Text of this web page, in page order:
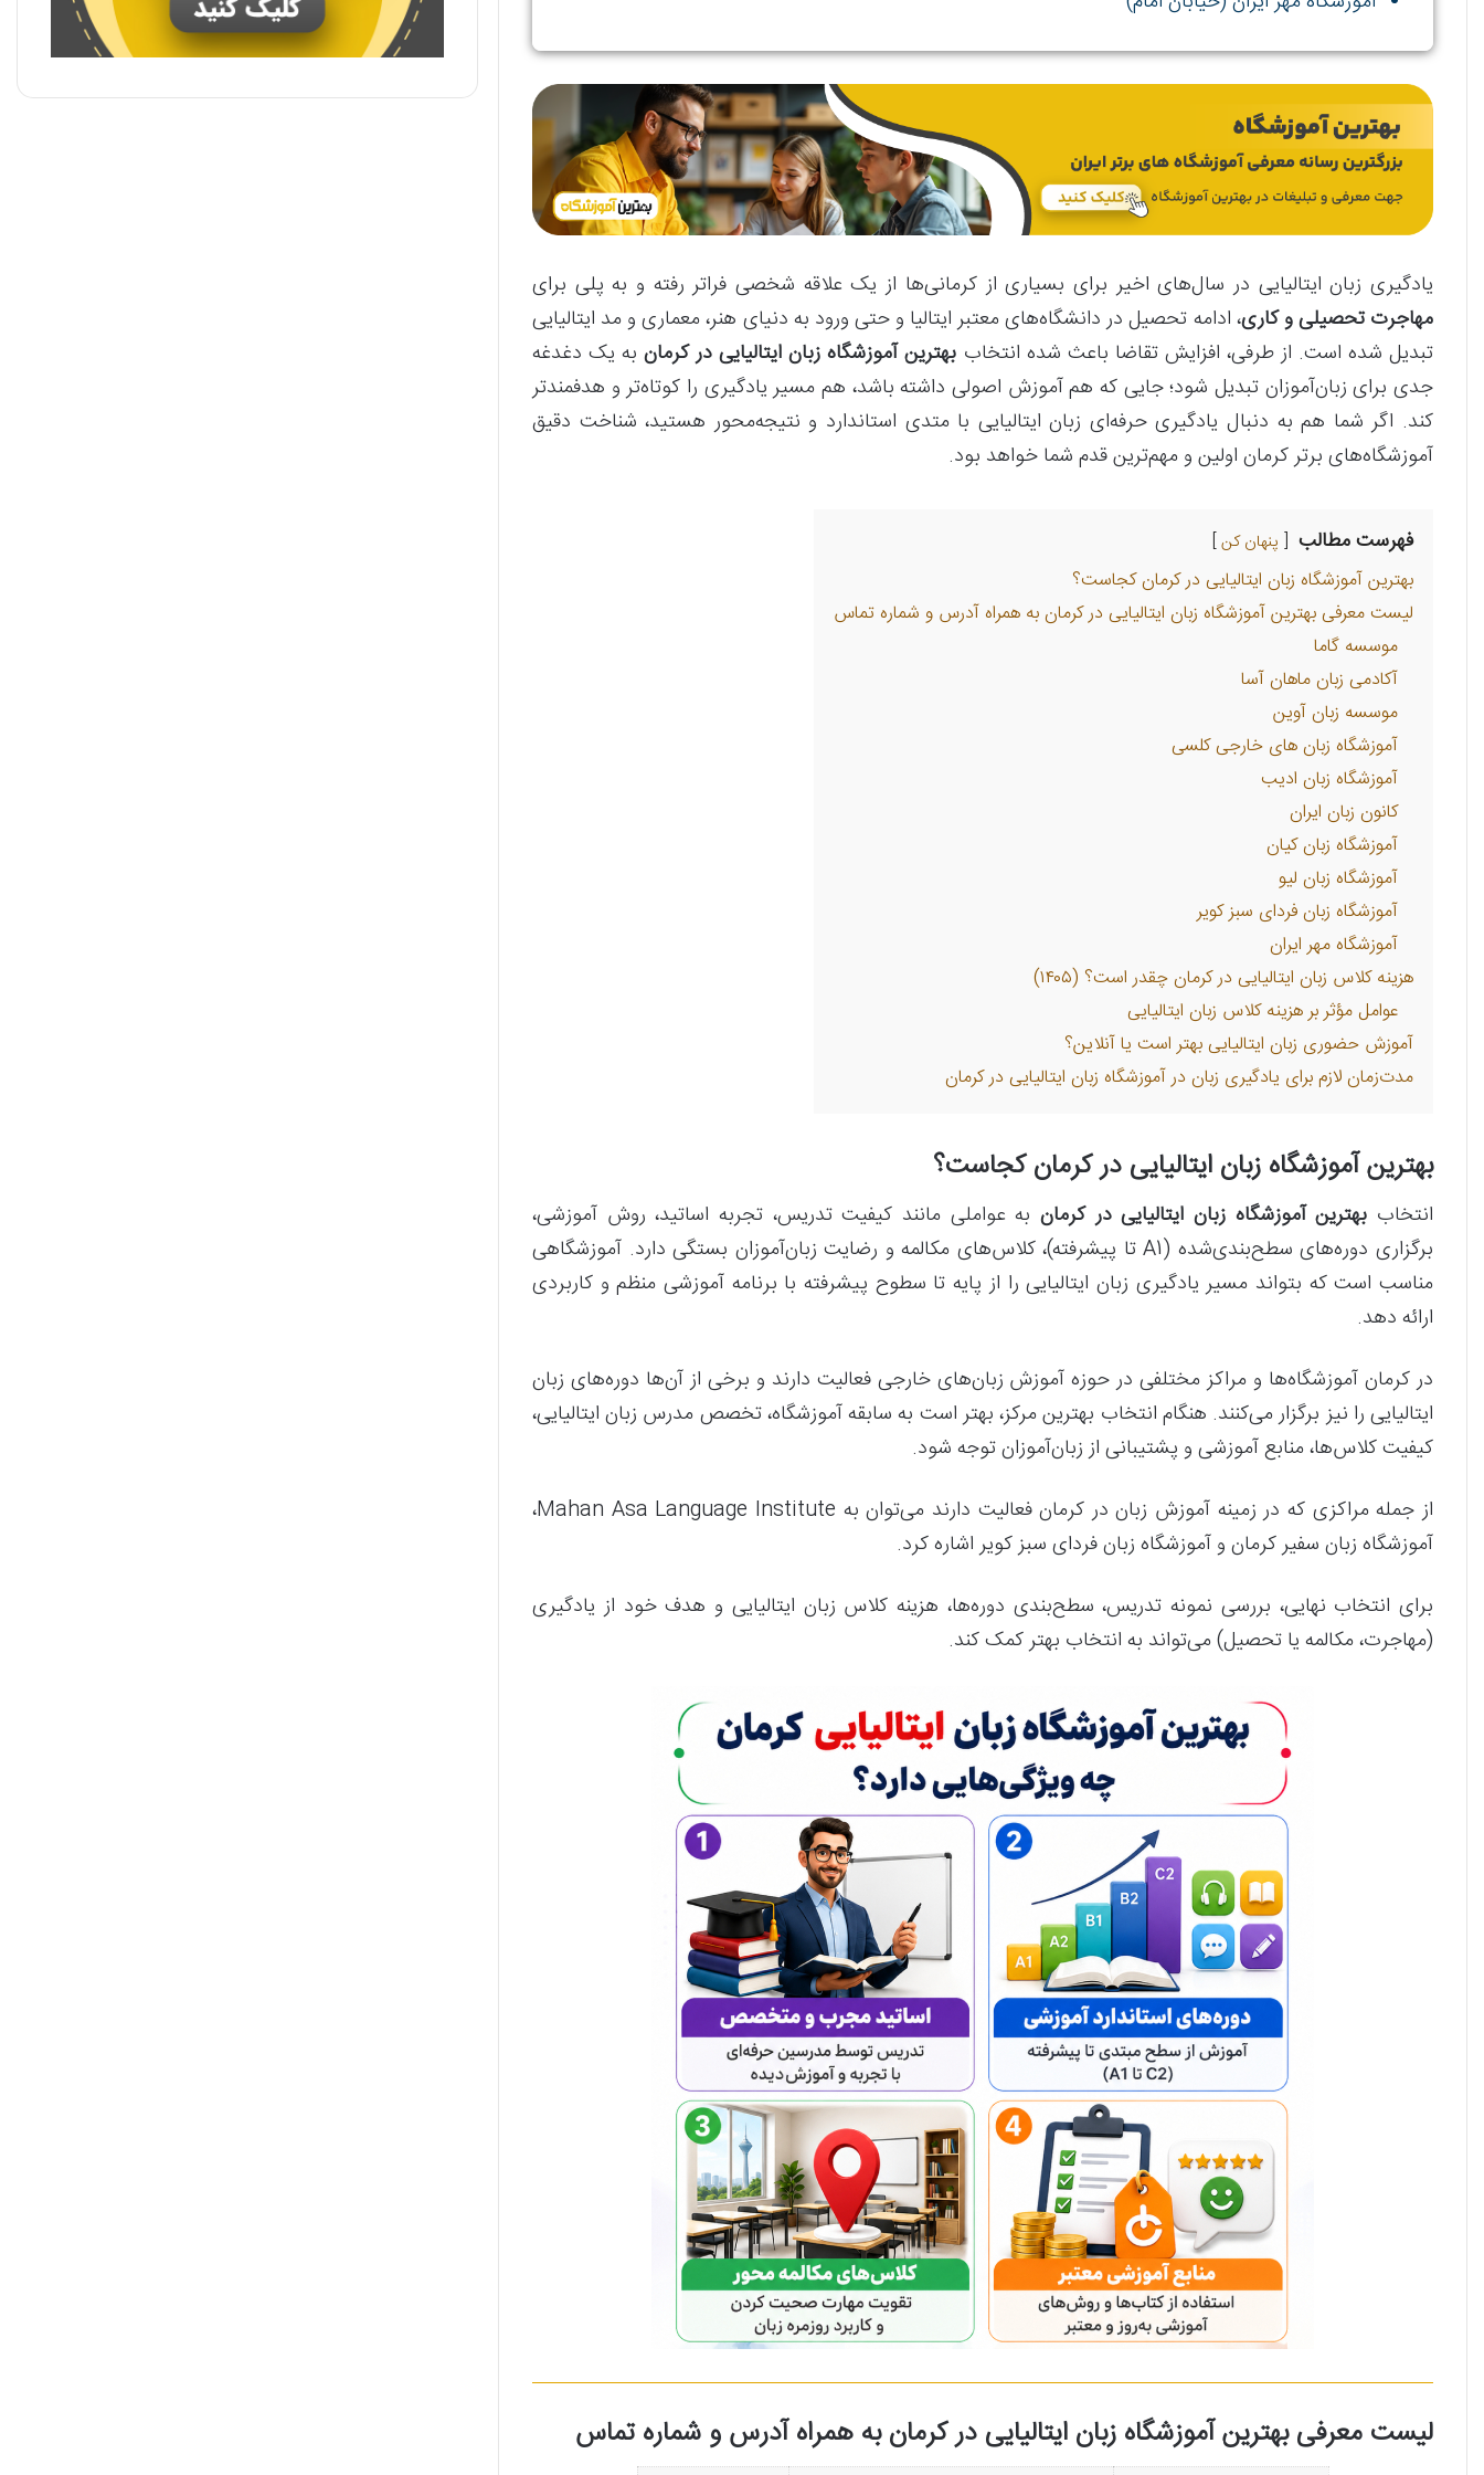
یادگیری زبان ایتالیایی در سال‌های اخیر برای بسیاری از کرمانی‌ها از یک علاقه شخصی فراتر رفته و به پلی برای
مهاجرت تحصیلی و کاری، ادامه تحصیل در دانشگاه‌های معتبر ایتالیا و حتی ورود به دنیای هنر، معماری و مد ایتالیایی
تبدیل شده است. از طرفی، افزایش تقاضا باعث شده انتخاب بهترین آموزشگاه زبان ایتالیایی در کرمانبه یک دغدغه
جدی برای زبان‌آموزان تبدیل شود؛ جایی که هم آموزش اصولی داشته باشد، هم مسیر یادگیری را کوتاه‌تر و هدفمندتر
کند. اگر شما هم به دنبال یادگیری حرفه‌ای زبان ایتالیایی با متدی استاندارد و نتیجه‌محور هستید، شناخت دقیق
آموزشگاه‌های برتر کرمان اولین و مهم‌ترین قدم شما خواهد بود.
فهرست مطالب پنهان کن
بهترین آموزشگاه زبان ایتالیایی در کرمان کجاست؟
لیست معرفی بهترین آموزشگاه زبان ایتالیایی در کرمان به همراه آدرس و شماره تماس
موسسه گاما
آکادمی زبان ماهان آسا
موسسه زبان آوین
آموزشگاه زبان های خارجی کلسی
آموزشگاه زبان ادیب
کانون زبان ایران
آموزشگاه زبان کیان
آموزشگاه زبان لیو
آموزشگاه زبان فردای سبز کویر
آموزشگاه مهر ایران
هزینه کلاس زبان ایتالیایی در کرمان چقدر است؟ (۱۴۰۵)
عوامل مؤثر بر هزینه کلاس زبان ایتالیایی
آموزش حضوری زبان ایتالیایی بهتر است یا آنلاین؟
مدت‌زمان لازم برای یادگیری زبان در آموزشگاه زبان ایتالیایی در کرمان
بهترین آموزشگاه زبان ایتالیایی در کرمان کجاست؟
انتخاب بهترین آموزشگاه زبان ایتالیایی در کرمان به عواملی مانند کیفیت تدریس، تجربه اساتید، روش آموزشی،
برگزاری دوره‌های سطح‌بندی‌شده (A1 تا پیشرفته)، کلاس‌های مکالمه و رضایت زبان‌آموزان بستگی دارد. آموزشگاهی
مناسب است که بتواند مسیر یادگیری زبان ایتالیایی را از پایه تا سطوح پیشرفته با برنامه آموزشی منظم و کاربردی
ارائه دهد.
در کرمان آموزشگاه‌ها و مراکز مختلفی در حوزه آموزش زبان‌های خارجی فعالیت دارند و برخی از آن‌ها دوره‌های زبان
ایتالیایی را نیز برگزار می‌کنند. هنگام انتخاب بهترین مرکز، بهتر است به سابقه آموزشگاه، تخصص مدرس زبان ایتالیایی،
کیفیت کلاس‌ها، منابع آموزشی و پشتیبانی از زبان‌آموزان توجه شود.
از جمله مراکزی که در زمینه آموزش زبان در کرمان فعالیت دارند می‌توان به Mahan Asa Language Institute،
آموزشگاه زبان سفیر کرمان و آموزشگاه زبان فردای سبز کویر اشاره کرد.
برای انتخاب نهایی، بررسی نمونه تدریس، سطح‌بندی دوره‌ها، هزینه کلاس زبان ایتالیایی و هدف خود از یادگیری
(مهاجرت، مکالمه یا تحصیل) می‌تواند به انتخاب بهتر کمک کند.
لیست معرفی بهترین آموزشگاه زبان ایتالیایی در کرمان به همراه آدرس و شماره تماس